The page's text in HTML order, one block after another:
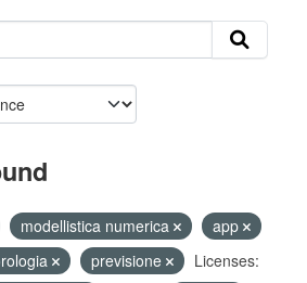
modellistica numerica
app
previsione
Licenses: